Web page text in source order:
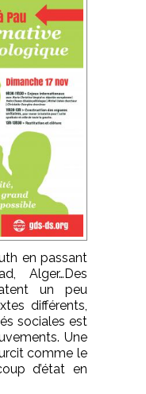
en passant
Alger…Des
un peu
différents,
sociales est
Une
comme le
d’état en